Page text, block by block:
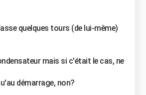
quelques tours (de lui-même)
mais si c'était le cas, ne
démarrage, non?